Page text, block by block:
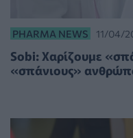
PHARMA NEWS 11/04/
Sobi: Χαρίζουμε
«σπάνιους»